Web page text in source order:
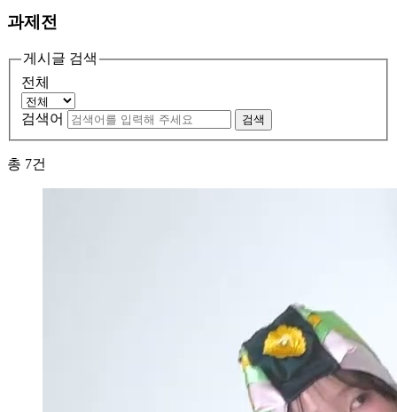
과제전
게시글 검색
전체
검색어 검색
총 7건